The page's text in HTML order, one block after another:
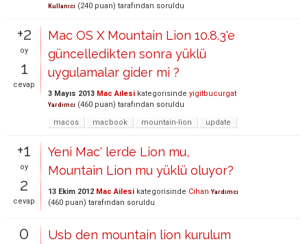
Kullanıcı (240 puan) tarafından soruldu
+2
oy
1
cevap
Mac OS X Mountain Lion 10.8.3'e
güncelledikten sonra yüklü
uygulamalar gider mi ?
3 Mayıs 2013 Mac Ailesi kategorisinde yigitbucurgat
Yardımcı (460 puan) tarafından soruldu
macos
macbook mountain-lion update
+1
oy
2
cevap
Yeni Mac' lerde Lion mu,
Mountain Lion mu yüklü oluyor?
13 Ekim 2012 Mac Ailesi kategorisinde Cihan Yardımcı
(460 puan) tarafından soruldu
0
Usb den mountain lion kurulum